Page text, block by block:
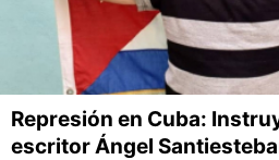
Represión en Cuba:
escritor Ángel